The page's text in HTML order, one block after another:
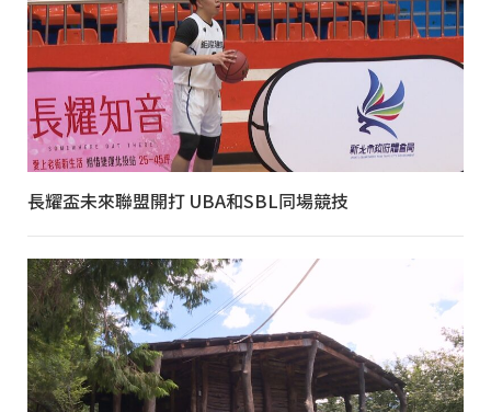
長耀盃未來聯盟開打 UBA和SBL同場競技